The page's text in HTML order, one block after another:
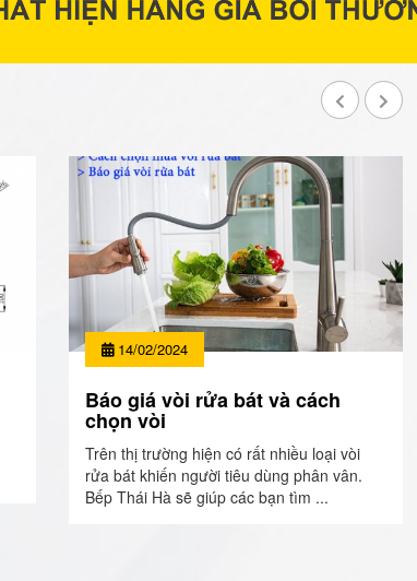
14/02/2024
Báo giá vòi rửa bát và cách
chọn vòi
Trên thị trường hiện có rất nhiều loại vòi
rửa bát khiến người tiêu dùng phân vân.
Bếp Thái Hà sẽ giúp các bạn tìm ...